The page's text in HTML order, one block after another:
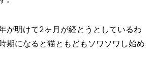
が明けて2ヶ月が経とうとしているわ
期になると猫ともどもソワソワし始め